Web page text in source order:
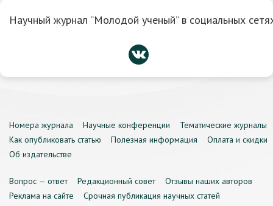
Научный журнал “Молодой ученый” в социальных
Номера журнала Научные конференции
Тематические журналы
Как опубликовать статью
Полезная информация
Оплата и скидки
Об издательстве
Вопрос — ответ Редакционный совет
Отзывы наших авторов
Реклама на сайте
Срочная публикация научных статей